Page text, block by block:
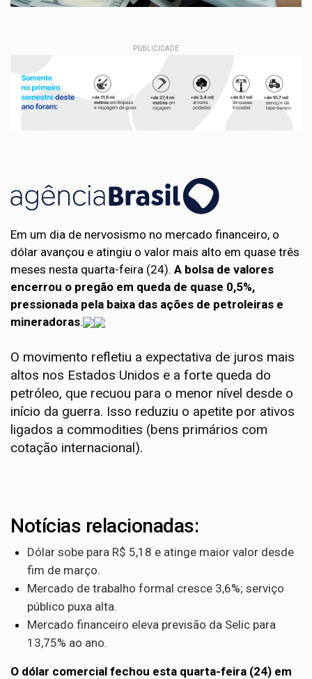
PUBLICIDADE
Em um dia de nervosismo no mercado financeiro, o
dólar avançou e atingiu o valor mais alto em quase três
meses nesta quarta-feira (24). A bolsa de valores
encerrou o pregão em queda de quase 0,5%,
pressionada pela baixa das ações de petroleiras e
mineradoras.
O movimento refletiu a expectativa de juros mais
altos nos Estados Unidos e a forte queda do
petróleo, que recuou para o menor nível desde o
início da guerra. Isso reduziu o apetite por ativos
ligados a commodities (bens primários com
cotação internacional).
Notícias relacionadas:
Dólar sobe para R$ 5,18 e atinge maior valor desde
fim de março.
Mercado de trabalho formal cresce 3,6%; serviço
público puxa alta.
Mercado financeiro eleva previsão da Selic para
13,75% ao ano.
O dólar comercial fechou esta quarta-feira (24) em